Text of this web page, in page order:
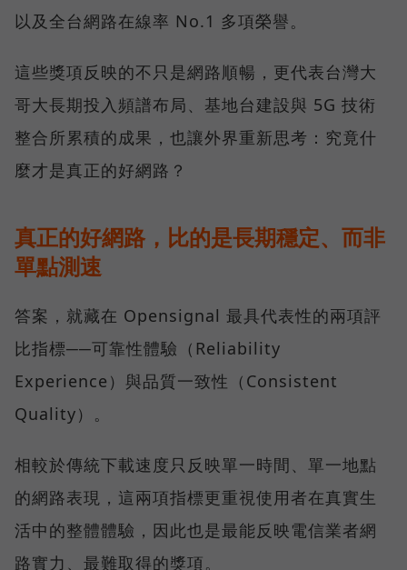
以及全台網路在線率 No.1 多項榮譽。
這些獎項反映的不只是網路順暢，更代表台灣大
哥大長期投入頻譜布局、基地台建設與 5G 技術
整合所累積的成果，也讓外界重新思考：究竟什
麼才是真正的好網路？
真正的好網路，比的是長期穩定、而非
單點測速
答案，就藏在 Opensignal 最具代表性的兩項評
比指標──可靠性體驗（Reliability
Experience）與品質一致性（Consistent
Quality）。
相較於傳統下載速度只反映單一時間、單一地點
的網路表現，這兩項指標更重視使用者在真實生
活中的整體體驗，因此也是最能反映電信業者網
路實力、最難取得的獎項。